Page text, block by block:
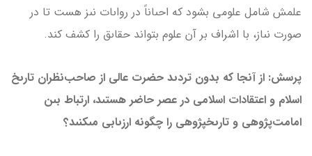
علمش شامل علومى بشود که احىاناً در رواىات نىز هست تا در
صورت نىاز، با اشراف بر آن علوم بتواند حقاىق را کشف کند.
پرسش: از آنجا که بدون تردىد حضرت عالى از صاحب‌نظران تارىخ
اسلام و اعتقادات اسلامى در عصر حاضر هستىد، ارتباط بىن
امامت‌پژوهى و تارىخ­پژوهى را چگونه ارزىابى مى­کنىد؟